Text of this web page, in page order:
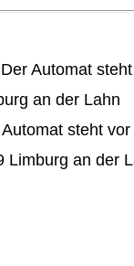
Der Automat
an der Lahn
steht
Limburg an der